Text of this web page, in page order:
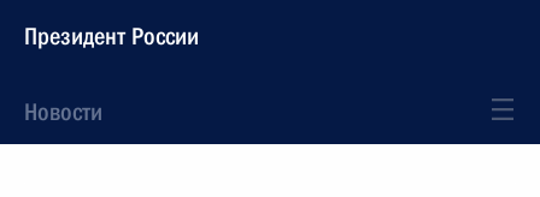
Президент России
Новости